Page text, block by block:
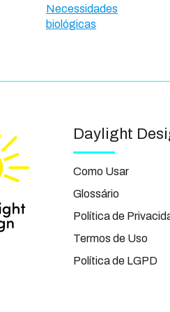
Necessidades
biológicas
Daylight
Como Usar
Glossário
Política de
Termos de Uso
Política de LGPD